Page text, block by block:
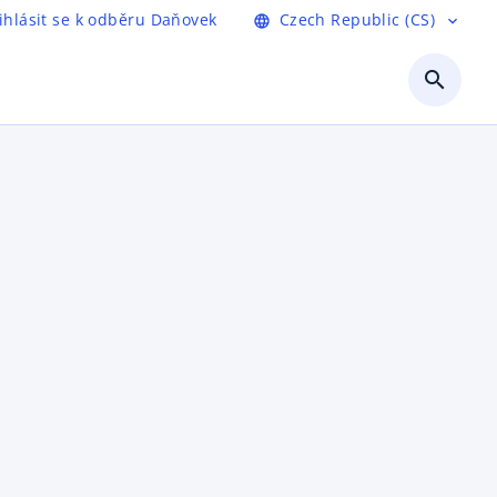
se k odběru Daňovek language Czech Republic (CS) expand_more
search